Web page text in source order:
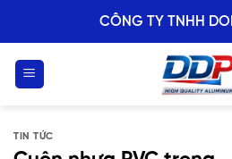
CÔNG TY TNHH
TIN TỨC